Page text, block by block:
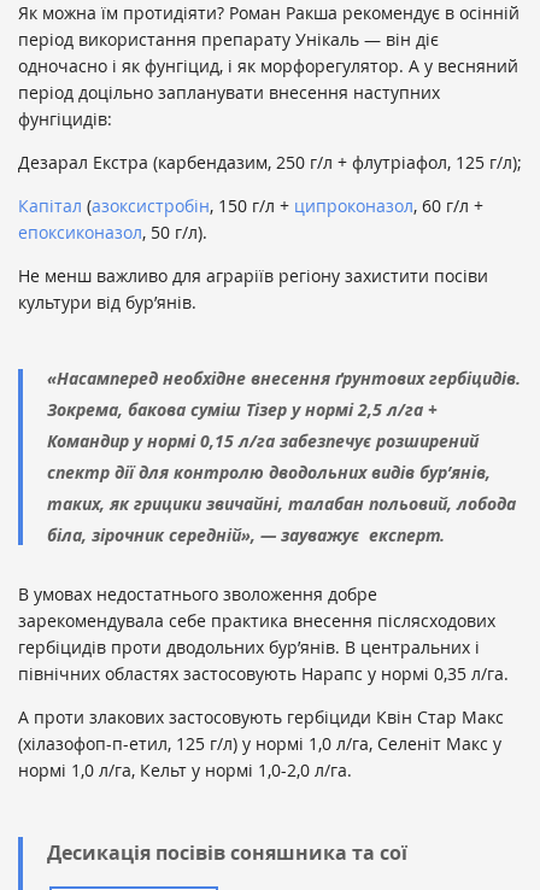
Як можна їм протидіяти? Роман Ракша рекомендує в осінній
період використання препарату Унікаль — він діє
одночасно і як фунгіцид, і як морфорегулятор. А у весняний
період доцільно запланувати внесення наступних
фунгіцидів:
Дезарал Екстра (карбендазим, 250 г/л + флутріафол, 125 г/л);
Капітал (азоксистробін, 150 г/л + ципроконазол, 60 г/л +
епоксиконазол, 50 г/л).
Не менш важливо для аграріїв регіону захистити посіви
культури від бур’янів.
«Насамперед необхідне внесення ґрунтових гербіцидів.
Зокрема, бакова суміш Тізер у нормі 2,5 л/га +
Командир у нормі 0,15 л/га забезпечує розширений
спектр дії для контролю дводольних видів бур’янів,
таких, як грицики звичайні, талабан польовий, лобода
біла, зірочник середній», — зауважує експерт.
В умовах недостатнього зволоження добре
зарекомендувала себе практика внесення післясходових
гербіцидів проти дводольних бур’янів. В центральних і
північних областях застосовують Нарапс у нормі 0,35 л/га.
А проти злакових застосовують гербіциди Квін Стар Макс
(хілазофоп-п-етил, 125 г/л) у нормі 1,0 л/га, Селеніт Макс у
нормі 1,0 л/га, Кельт у нормі 1,0-2,0 л/га.
Десикація посівів соняшника та сої